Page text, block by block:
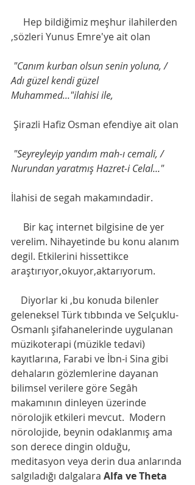
,sözleri Yunus Emre'ye ait olan
"Canım kurban olsun senin yoluna, /
Adı güzel kendi güzel
Muhammed..."ilahisi ile,
Şirazli Hafiz Osman efendiye ait olan
"Seyreyleyip yandım mah-ı cemali, /
Nurundan yaratmış Hazret-i Celal..."
İlahisi de segah makamındadir.
verelim. Nihayetinde bu konu alanım
degil. Etkilerini hissettikce
araştırıyor,okuyor,aktarıyorum.
geleneksel Türk tıbbında ve Selçuklu-
Osmanlı şifahanelerinde uygulanan
müzikoterapi (müzikle tedavi)
kayıtlarına, Farabi ve İbn-i Sina gibi
dehaların gözlemlerine dayanan
bilimsel verilere göre Segâh
makamının dinleyen üzerinde
nörolojik etkileri mevcut.  Modern
nörolojide, beynin odaklanmış ama
son derece dingin olduğu,
meditasyon veya derin dua anlarında
salgıladığı dalgalara Alfa ve Theta